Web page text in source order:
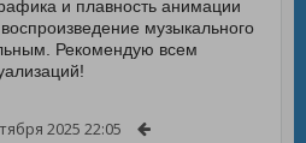
и плавность анимации
музыкального
Рекомендую всем
2025 22:05